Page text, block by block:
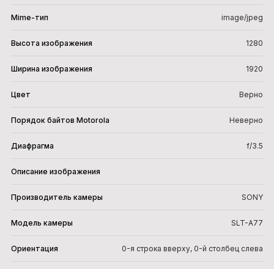
Mime-тип image/jpeg
Высота изображения 1280
Ширина изображения 1920
Цвет Верно
Порядок байтов Motorola Неверно
Диафрагма f/3.5
Описание изображения
Производитель камеры SONY
Модель камеры SLT-A77
Ориентация 0-я строка вверху, 0-й столбец слева